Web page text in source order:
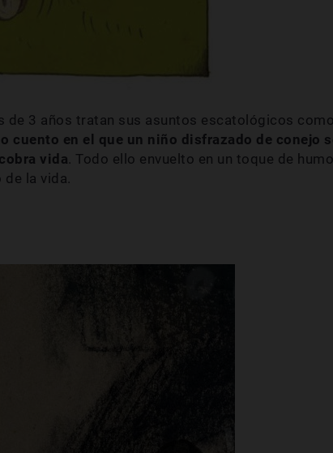
de 3 años tratan sus asuntos escatológicos como
cuento en el que un niño disfrazado de conejo
vida . Todo ello envuelto en un toque de
la vida.